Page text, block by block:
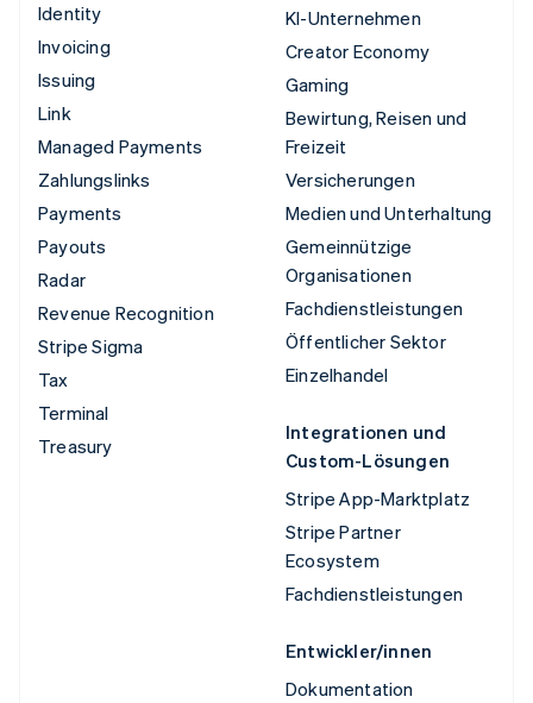
Identity
Invoicing
Issuing
Link
Managed Payments
Zahlungslinks
Payments
Payouts
Radar
Revenue Recognition
Stripe Sigma
Tax
Terminal
Treasury
KI-Unternehmen
Creator Economy
Gaming
Bewirtung, Reisen und
Freizeit
Versicherungen
Medien und Unterhaltung
Gemeinnützige
Organisationen
Fachdienstleistungen
Öffentlicher Sektor
Einzelhandel
Integrationen und
Custom-Lösungen
Stripe App-Marktplatz
Stripe Partner
Ecosystem
Fachdienstleistungen
Entwickler/innen
Dokumentation